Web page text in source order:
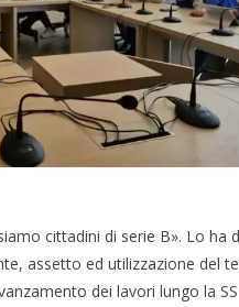
cittadini di serie B». Lo ha
assetto ed utilizzazione del
dei lavori lungo la